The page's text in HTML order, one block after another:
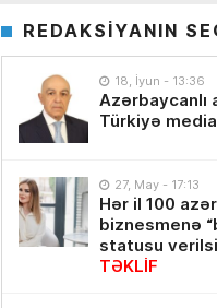
REDAKSİYANIN
18, İyun - 13:36
Azərbaycanlı
Türkiyə
27, May - 17:13
Hər il 100
biznesmenə
statusu
TƏKLİF